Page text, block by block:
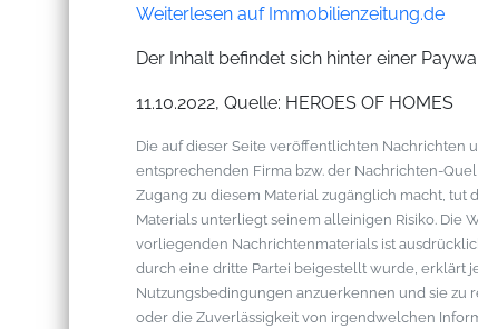
Weiterlesen auf Immobilienzeitung.de
Der Inhalt befindet sich hinter einer
11.10.2022, Quelle: HEROES OF HOMES
Die auf dieser Seite veröffentlichten
entsprechenden Firma bzw. der Nachrichten-
Zugang zu diesem Material zugänglich macht, tut
Materials unterliegt seinem alleinigen Risiko.
vorliegenden Nachrichtenmaterials ist
durch eine dritte Partei beigestellt wurde, erklärt
Nutzungsbedingungen anzuerkennen und sie zu
oder die Zuverlässigkeit von irgendwelchen